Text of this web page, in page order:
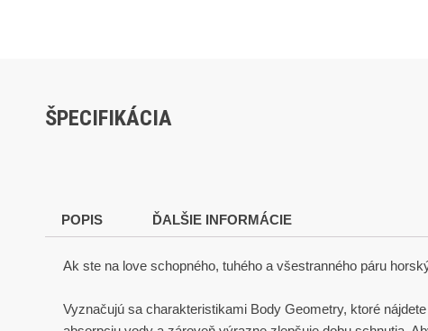
ŠPECIFIKÁCIA
POPIS ĎALŠIE INFORMÁCIE
Ak ste na love schopného, tuhého a všestranného páru
Vyznačujú sa charakteristikami Body Geometry, ktoré